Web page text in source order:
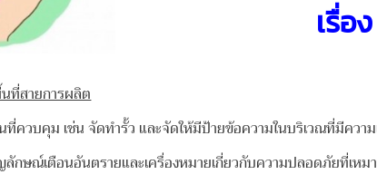
เรื่อ
ที่สายการผลิต
ช่น จัดทำรั้ว และจัดให้มีป้ายข้อความในบริเวณที่มีความเสี่
อันตรายและเครื่องหมายเกี่ยวกับความปลอดภัยที่เหมาะ